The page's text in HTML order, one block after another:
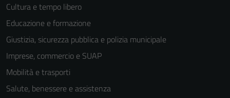
Cultura e tempo libero
Educazione e formazione
Giustizia, sicurezza pubblica e polizia municipale
Imprese, commercio e SUAP
Mobilità e trasporti
Salute, benessere e assistenza